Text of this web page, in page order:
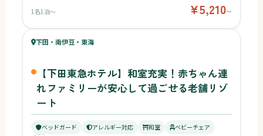
1名1泊〜 ¥5,210〜
63ベビー
65キッズ
下田・南伊豆・東海
【下田東急ホテル】和室充実！赤ちゃん連
れファミリーが安心して過ごせる老舗リゾ
ート
ベッドガード アレルギー対応 和室
ベビーチェア